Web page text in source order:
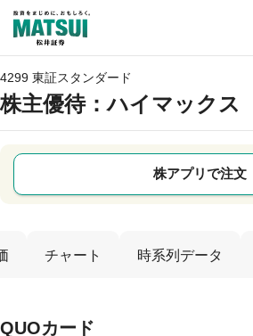
4299 東証スタンダード
株主優待：ハイマックス
株アプリで注文
チャート 時系列データ
QUOカード